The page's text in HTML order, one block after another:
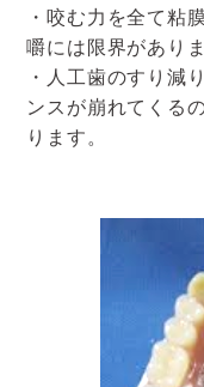
・咬む力を全て粘
嚼には限界がありま
・人工歯のすり減
ンスが崩れてくる
ります。